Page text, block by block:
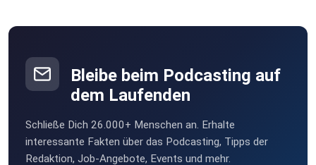
Bleibe beim Podcasting auf
dem Laufenden
Schließe Dich 26.000+ Menschen an. Erhalte
interessante Fakten über das Podcasting, Tipps der
Redaktion, Job-Angebote, Events und mehr.